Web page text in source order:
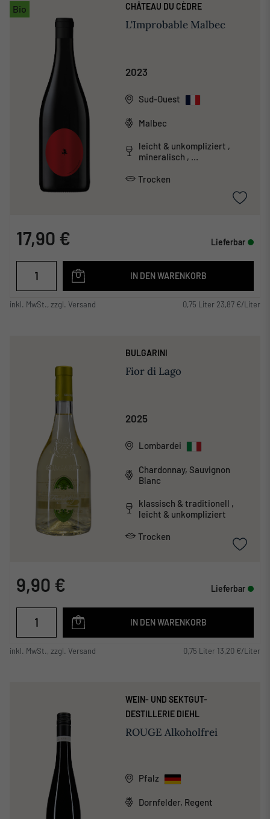
Bio CHÂTEAU DU CÈDRE
L'Improbable Malbec
2023
Sud-Ouest
Malbec
leicht & unkompliziert ,
mineralisch ,
Trocken
17,90 € Lieferbar
IN DEN WARENKORB
inkl. MwSt., zzgl. Versand 0,75 Liter 23,87 €/Liter
BULGARINI
Fior di Lago
2025
Lombardei
Chardonnay, Sauvignon
Blanc
klassisch & traditionell ,
leicht & unkompliziert
Trocken
9,90 € Lieferbar
IN DEN WARENKORB
inkl. MwSt., zzgl. Versand 0,75 Liter 13,20 €/Liter
WEIN- UND SEKTGUT-
DESTILLERIE DIEHL
ROUGE Alkoholfrei
Pfalz
Dornfelder, Regent